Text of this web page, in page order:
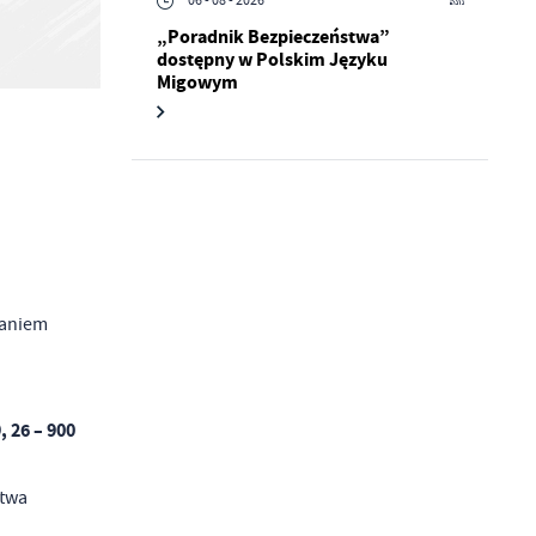
– 900
„Poradnik Bezpieczeństwa”
dostępny w Polskim Języku
Migowym